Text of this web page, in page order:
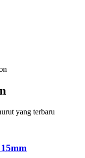
yang terbaru